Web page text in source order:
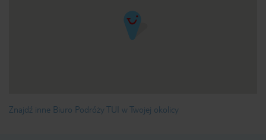
Znajdź inne Biuro Podróży TUI w Twojej okolicy